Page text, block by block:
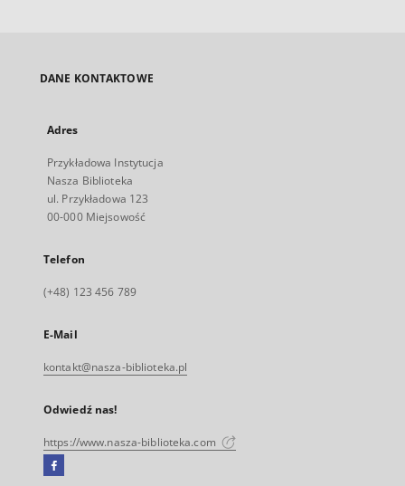
DANE KONTAKTOWE
Adres
Przykładowa Instytucja
Nasza Biblioteka
ul. Przykładowa 123
00-000 Miejsowość
Telefon
(+48) 123 456 789
E-Mail
kontakt@nasza-biblioteka.pl
Odwiedź nas!
https://www.nasza-biblioteka.com
Facebook